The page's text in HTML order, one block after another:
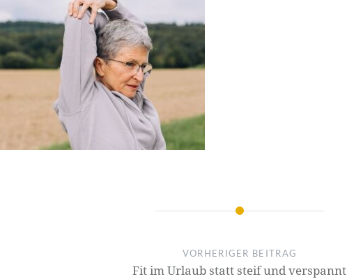
VORHERIGER BEITRAG
Fit im Urlaub statt steif und verspannt